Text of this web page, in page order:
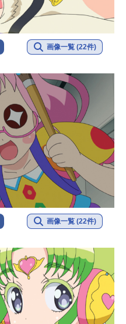
画像一覧 (22件)
画像一覧 (22件)